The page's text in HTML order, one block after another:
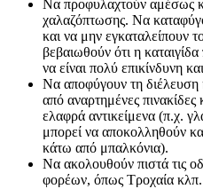
Να προφυλαχτούν αμέσως
χαλαζόπτωσης. Να
και να μην εγκαταλείπουν
βεβαιωθούν ότι η
να είναι πολύ επικίνδυνη
Να αποφύγουν τη
από αναρτημένες πινακίδες
ελαφρά αντικείμενα (π.χ.
μπορεί να αποκολληθούν
κάτω από μπαλκόνια).
Να ακολουθούν πιστά τις
φορέων, όπως Τροχαία κλπ.